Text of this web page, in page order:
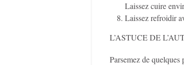
Laissez cuire
Laissez refroidir
L’ASTUCE DE
Parsemez de